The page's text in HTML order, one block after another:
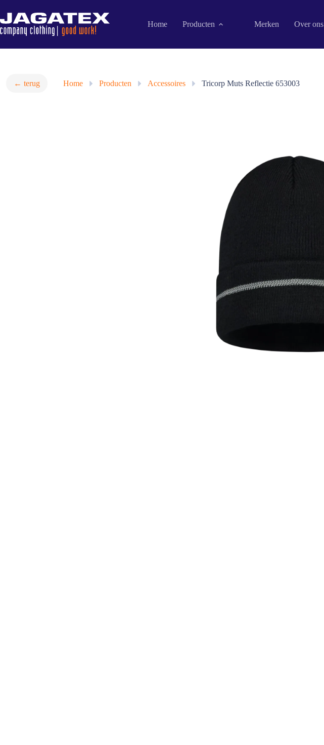
naar
de
inhoud
Home Producten Merken Over ons
← terug Home » Producten » Accessoires » Tricorp Muts Reflectie 653003